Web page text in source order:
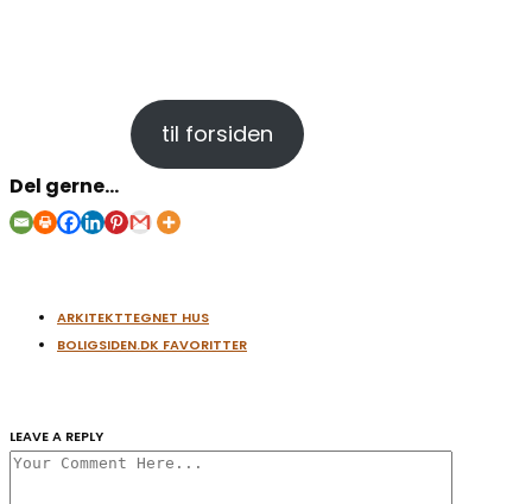
til forsiden
Del gerne...
ARKITEKTTEGNET HUS
BOLIGSIDEN.DK FAVORITTER
LEAVE A REPLY